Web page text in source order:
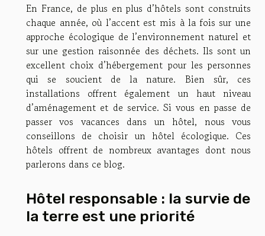
En France, de plus en plus d’hôtels sont construits
chaque année, où l’accent est mis à la fois sur une
approche écologique de l’environnement naturel et
sur une gestion raisonnée des déchets. Ils sont un
excellent choix d’hébergement pour les personnes
qui se soucient de la nature. Bien sûr, ces
installations offrent également un haut niveau
d’aménagement et de service. Si vous en passe de
passer vos vacances dans un hôtel, nous vous
conseillons de choisir un hôtel écologique. Ces
hôtels offrent de nombreux avantages dont nous
parlerons dans ce blog.
Hôtel responsable : la survie de
la terre est une priorité